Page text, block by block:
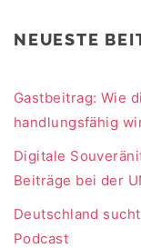
NEUESTE
Gastbeitrag: Wie
handlungsfähig
Digitale
Beiträge bei der
Deutschland
Podcast